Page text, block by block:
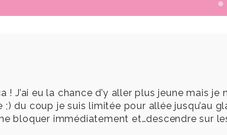
! J’ai eu la chance d’y aller plus jeune mais
du coup je suis limitée pour allée jusqu’au
bloquer immédiatement et…descendre sur